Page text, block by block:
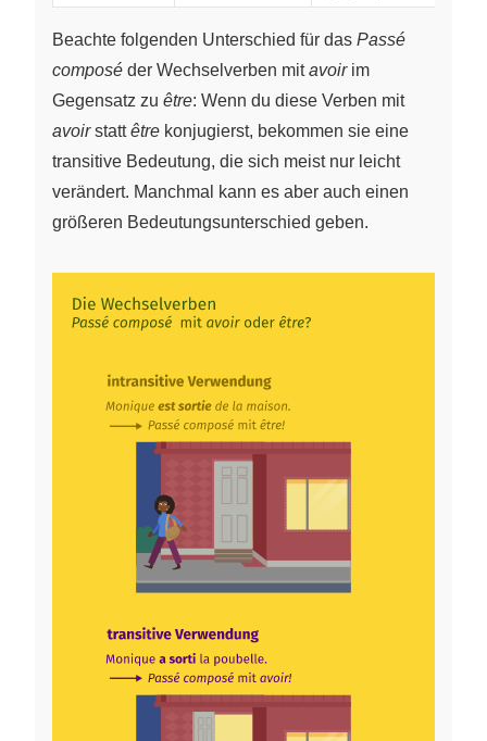
Beachte folgenden Unterschied für das Passé
composé der Wechselverben mitavoirim
Gegensatz zu être: Wenn du diese Verben mit
avoirstattêtre konjugierst, bekommen sie eine
transitive Bedeutung, die sich meist nur leicht
verändert. Manchmal kann es aber auch einen
größeren Bedeutungsunterschied geben.